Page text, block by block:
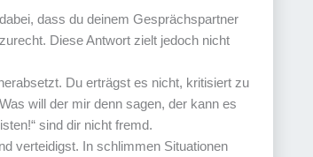
dass du deinem Gesprächspartner
Diese Antwort zielt jedoch nicht
Du erträgst es nicht, kritisiert zu
will der mir denn sagen, der kann es
sind dir nicht fremd.
verteidigst. In schlimmen Situationen